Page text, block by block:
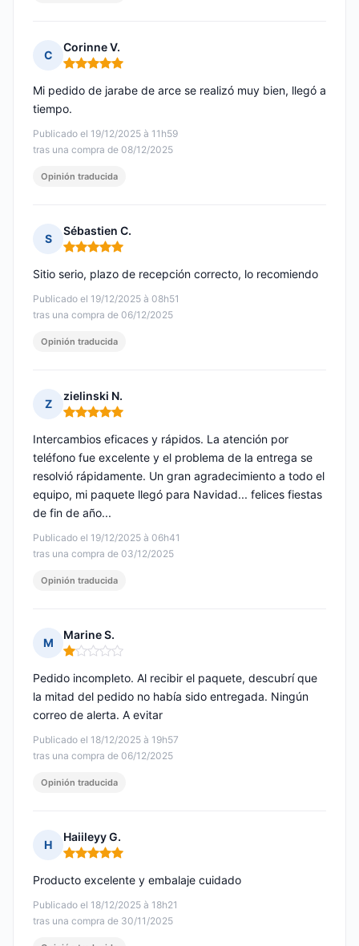
C
Corinne V.
Nota: 5 de 5
Publicado el 19/12/2025 à 11h59
tras una compra de 08/12/2025
Mi pedido de jarabe de arce se realizó muy bien, llegó a
tiempo.
Opinión traducida
S
Sébastien C.
Nota: 5 de 5
Publicado el 19/12/2025 à 08h51
tras una compra de 06/12/2025
Sitio serio, plazo de recepción correcto, lo recomiendo
Opinión traducida
Z
zielinski N.
Nota: 5 de 5
Publicado el 19/12/2025 à 06h41
tras una compra de 03/12/2025
Intercambios eficaces y rápidos. La atención por
teléfono fue excelente y el problema de la entrega se
resolvió rápidamente. Un gran agradecimiento a todo el
equipo, mi paquete llegó para Navidad... felices fiestas
de fin de año...
Opinión traducida
M
Marine S.
Nota: 1 de 5
Publicado el 18/12/2025 à 19h57
tras una compra de 06/12/2025
Pedido incompleto. Al recibir el paquete, descubrí que
la mitad del pedido no había sido entregada. Ningún
correo de alerta. A evitar
Opinión traducida
H
Haiileyy G.
Nota: 5 de 5
Publicado el 18/12/2025 à 18h21
tras una compra de 30/11/2025
Producto excelente y embalaje cuidado